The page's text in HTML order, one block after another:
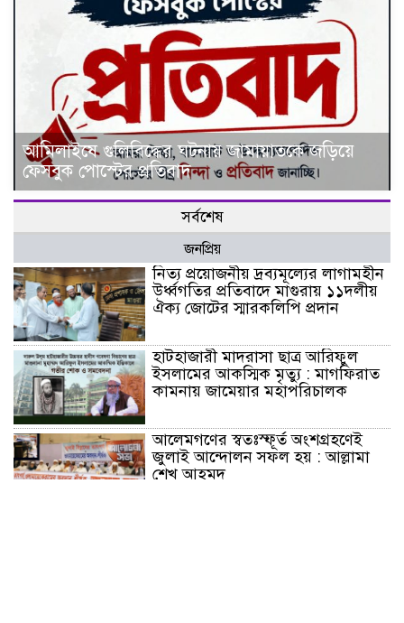
আমিলাইষে গুলিবিদ্ধের ঘটনায় জামায়াতকে জড়িয়ে
ফেসবুক পোস্টের প্রতিবাদ
সর্বশেষ
জনপ্রিয়
নিত্য প্রয়োজনীয় দ্রব্যমূল্যের লাগামহীন
উর্ধ্বগতির প্রতিবাদে মাগুরায় ১১দলীয়
ঐক্য জোটের স্মারকলিপি প্রদান
হাটহাজারী মাদরাসা ছাত্র আরিফুল
ইসলামের আকস্মিক মৃত্যু : মাগফিরাত
কামনায় জামেয়ার মহাপরিচালক
আলেমগণের স্বতঃস্ফূর্ত অংশগ্রহণেই
জুলাই আন্দোলন সফল হয় : আল্লামা
শেখ আহমদ